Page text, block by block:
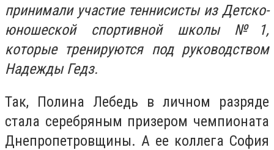
принимали участие теннисисты из Детско-
юношеской спортивной школы №1,
которые тренируются под руководством
Надежды Гедз.
Так, Полина Лебедь в личном разряде
стала серебряным призером чемпионата
Днепропетровщины. А ее коллега София